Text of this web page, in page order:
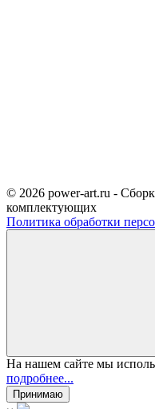
© 2026 power-art.ru -
комплектующих
Политика обработки
На нашем сайте мы
подробнее...
Принимаю